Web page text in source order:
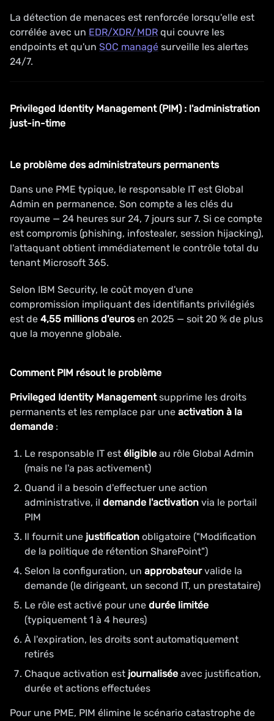
La détection de menaces est renforcée lorsqu'elle est
corrélée avec un EDR/XDR/MDR qui couvre les
endpoints et qu'un SOC managé surveille les alertes
24/7.
Privileged Identity Management (PIM) : l'administration
just-in-time
Le problème des administrateurs permanents
Dans une PME typique, le responsable IT est Global
Admin en permanence. Son compte a les clés du
royaume — 24 heures sur 24, 7 jours sur 7. Si ce compte
est compromis (phishing, infostealer, session hijacking),
l'attaquant obtient immédiatement le contrôle total du
tenant Microsoft 365.
Selon IBM Security, le coût moyen d'une
compromission impliquant des identifiants privilégiés
est de 4,55 millions d'eurosen 2025 — soit 20 % de plus
que la moyenne globale.
Comment PIM résout le problème
Privileged Identity Managementsupprime les droits
permanents et les remplace par une activation à la
demande :
Le responsable IT est éligible au rôle Global Admin
(mais ne l'a pas activement)
Quand il a besoin d'effectuer une action
administrative, il demande l'activation via le portail
PIM
Il fournit une justification obligatoire ("Modification
de la politique de rétention SharePoint")
Selon la configuration, un approbateurvalide la
demande (le dirigeant, un second IT, un prestataire)
Le rôle est activé pour une durée limitée
(typiquement 1 à 4 heures)
À l'expiration, les droits sont automatiquement
retirés
Chaque activation est journalisée avec justification,
durée et actions effectuées
Pour une PME, PIM élimine le scénario catastrophe de